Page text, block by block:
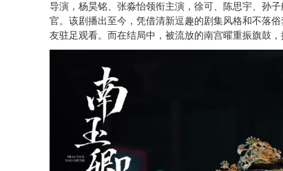
导演，杨昊铭、张淼怡领衔主演，徐可、陈思宇、孙
官。该剧播出至今，凭借清新逗趣的剧集风格和不落
友驻足观看。而在结局中，被流放的南宫曜重振旗鼓